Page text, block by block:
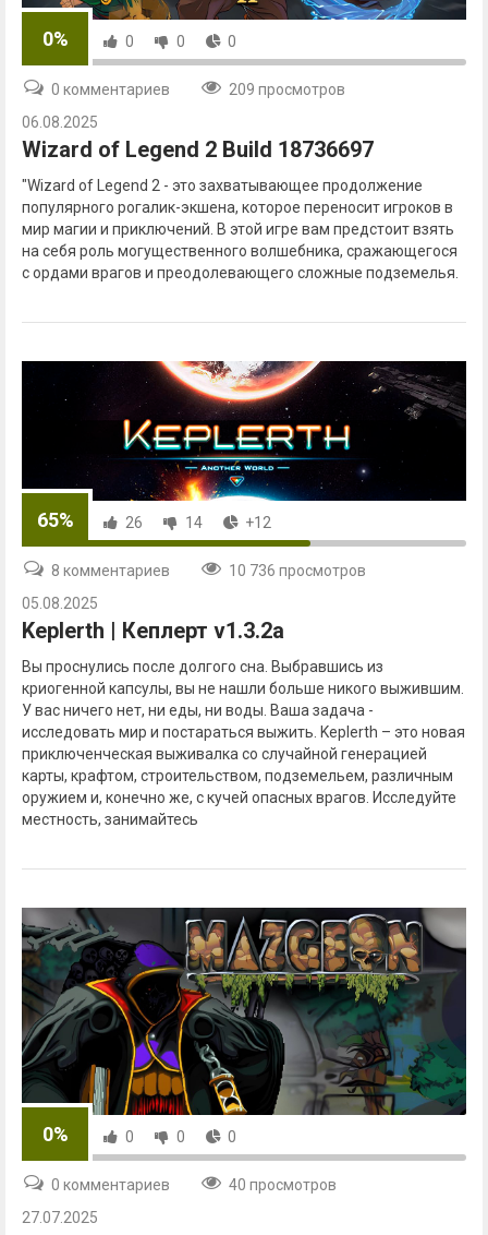
0% 0 0 0
0 комментариев
209 просмотров
06.08.2025
Wizard of Legend 2 Build 18736697
"Wizard of Legend 2 - это захватывающее продолжение
популярного рогалик-экшена, которое переносит игроков в
мир магии и приключений. В этой игре вам предстоит взять
на себя роль могущественного волшебника, сражающегося
с ордами врагов и преодолевающего сложные подземелья.
65% 26 14 +12
8 комментариев
10 736 просмотров
05.08.2025
Keplerth | Кеплерт v1.3.2a
Вы проснулись после долгого сна. Выбравшись из
криогенной капсулы, вы не нашли больше никого выжившим.
У вас ничего нет, ни еды, ни воды. Ваша задача -
исследовать мир и постараться выжить. Keplerth – это новая
приключенческая выживалка со случайной генерацией
карты, крафтом, строительством, подземельем, различным
оружием и, конечно же, с кучей опасных врагов. Исследуйте
местность, занимайтесь
0% 0 0 0
0 комментариев
40 просмотров
27.07.2025